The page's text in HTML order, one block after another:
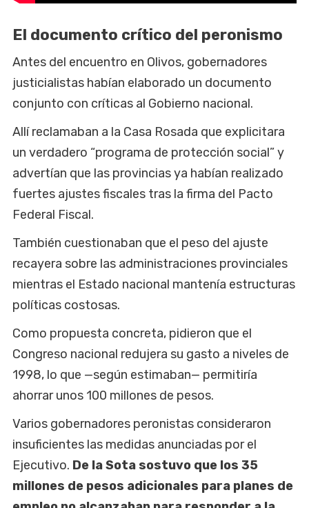
El documento crítico del peronismo
Antes del encuentro en Olivos, gobernadores
justicialistas habían elaborado un documento
conjunto con críticas al Gobierno nacional.
Allí reclamaban a la Casa Rosada que explicitara
un verdadero “programa de protección social” y
advertían que las provincias ya habían realizado
fuertes ajustes fiscales tras la firma del Pacto
Federal Fiscal.
También cuestionaban que el peso del ajuste
recayera sobre las administraciones provinciales
mientras el Estado nacional mantenía estructuras
políticas costosas.
Como propuesta concreta, pidieron que el
Congreso nacional redujera su gasto a niveles de
1998, lo que —según estimaban— permitiría
ahorrar unos 100 millones de pesos.
Varios gobernadores peronistas consideraron
insuficientes las medidas anunciadas por el
Ejecutivo. De la Sota sostuvo que los 35
millones de pesos adicionales para planes de